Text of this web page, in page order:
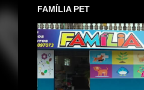
FAMÍLIA PET